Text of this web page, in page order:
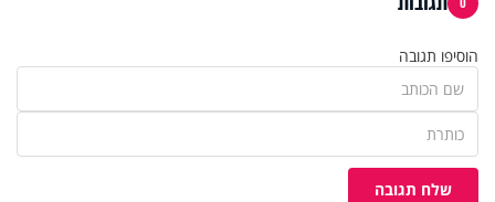
הוסיפו תגובה
שלח תגובה